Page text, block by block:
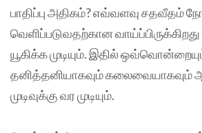
பாதிப்பு அதிகம்? எவ்வளவு சதவீதம்
வெளிப்படுவதற்கான
யூகிக்க முடியும். இதில்
தனித்தனியாகவும் கலைவையாகவும்
முடிவுக்கு வர முடியும்.